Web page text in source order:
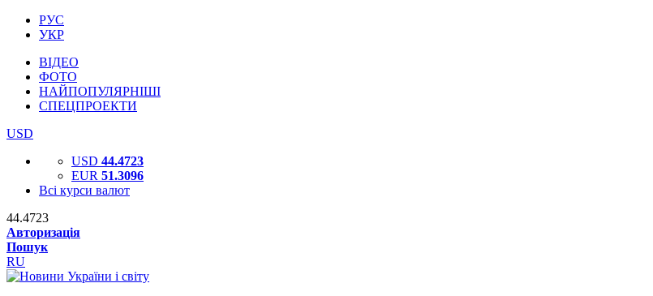
РУС
УКР
ВІДЕО
ФОТО
НАЙПОПУЛЯРНІШІ
СПЕЦПРОЕКТИ
USD
USD 44.4723
EUR 51.3096
Всі курси валют
44.4723
Авторизація
Пошук
RU